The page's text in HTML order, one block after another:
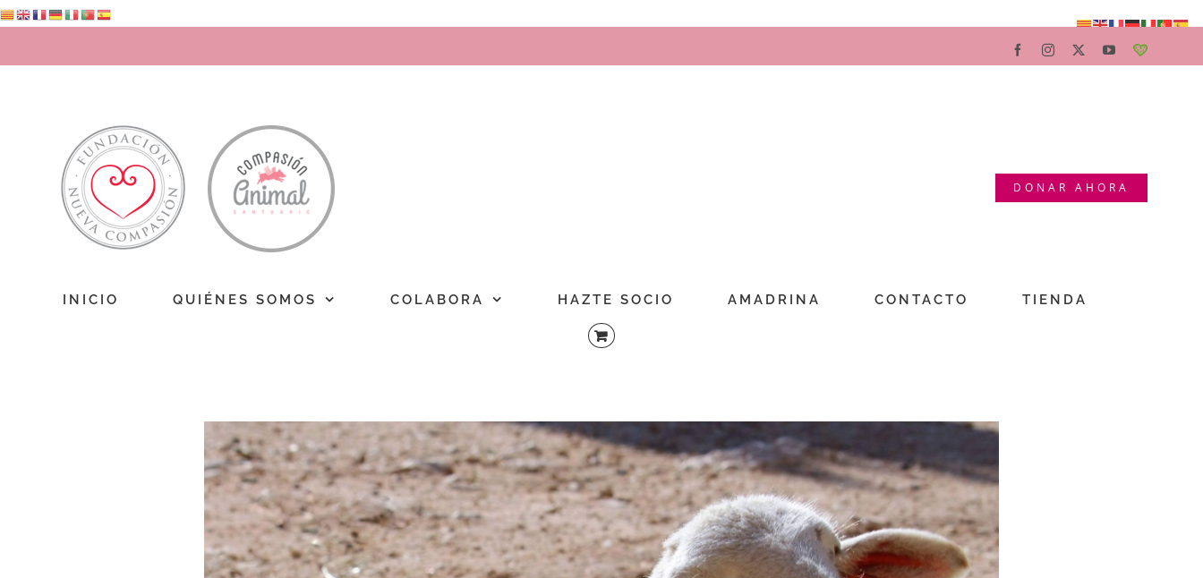
contenido
FacebookInstagram
X YouTube
Teaming
DONAR AHORA
INICIO QUIÉNES SOMOS COLABORA HAZTE SOCIO AMADRINA CONTACTO TIENDA
View
Larger
Image